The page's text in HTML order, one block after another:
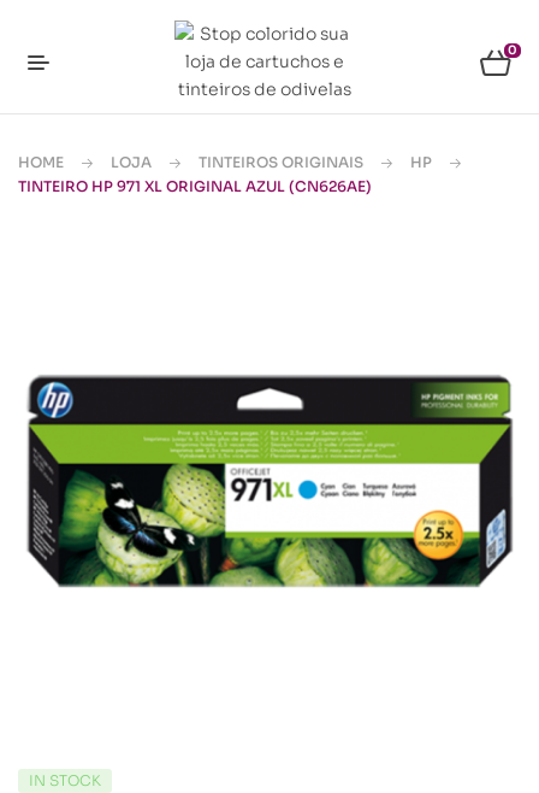
0
HOME LOJA TINTEIROS ORIGINAIS
HP
TINTEIRO HP 971 XL ORIGINAL AZUL (CN626AE)
IN STOCK